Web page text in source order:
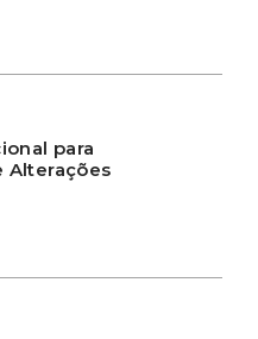
para
Alterações